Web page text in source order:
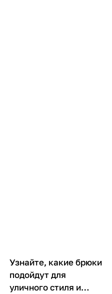
О товарах
Узнайте, какие брюки
подойдут для
уличного стиля и